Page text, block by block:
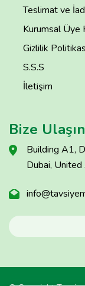
Teslimat ve
Kurumsal Üye
Gizlilik
S.S.S
İletişim
Bize Ulaşın
Building A1,
Dubai,